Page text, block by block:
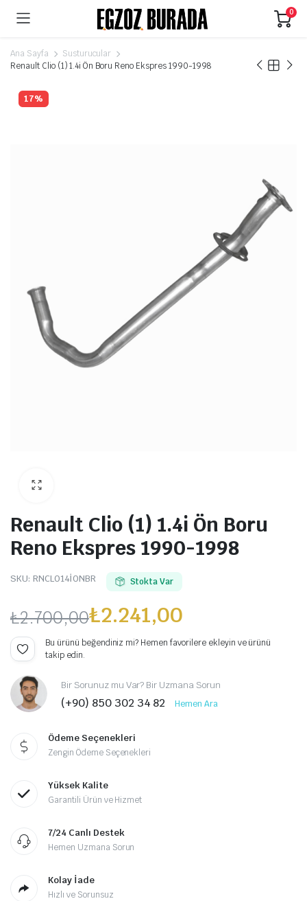
0
Ana Sayfa
Susturucular
Renault Clio (1) 1.4i Ön Boru Reno Ekspres 1990-1998
17%
Renault Clio (1) 1.4i Ön Boru
Reno Ekspres 1990-1998
SKU: RNCLO14İONBR Stokta Var
₺2.700,00
Orijinal
fiyat:
₺2.700,00.
₺2.241,00
Şu
andaki
fiyat:
₺2.241,00.
Bu ürünü beğendiniz mi? Hemen favorilere ekleyin ve ürünü
takip edin.
Bir Sorunuz mu Var? Bir Uzmana Sorun
(+90) 850 302 34 82 Hemen Ara
Ödeme Seçenekleri
Zengin Ödeme Seçenekleri
Yüksek Kalite
Garantili Ürün ve Hizmet
7/24 Canlı Destek
Hemen Uzmana Sorun
Kolay İade
Hızlı ve Sorunsuz